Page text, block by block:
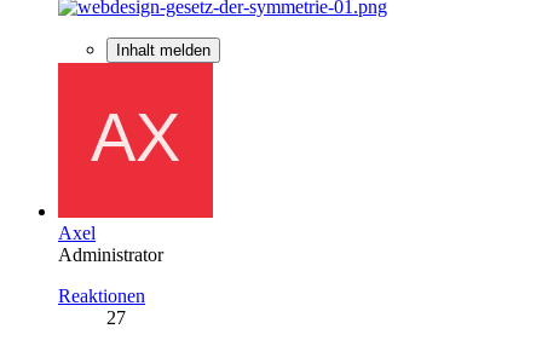
Inhalt melden
Axel
Administrator
Reaktionen
27